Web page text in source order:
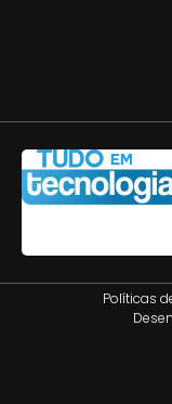
Políticas